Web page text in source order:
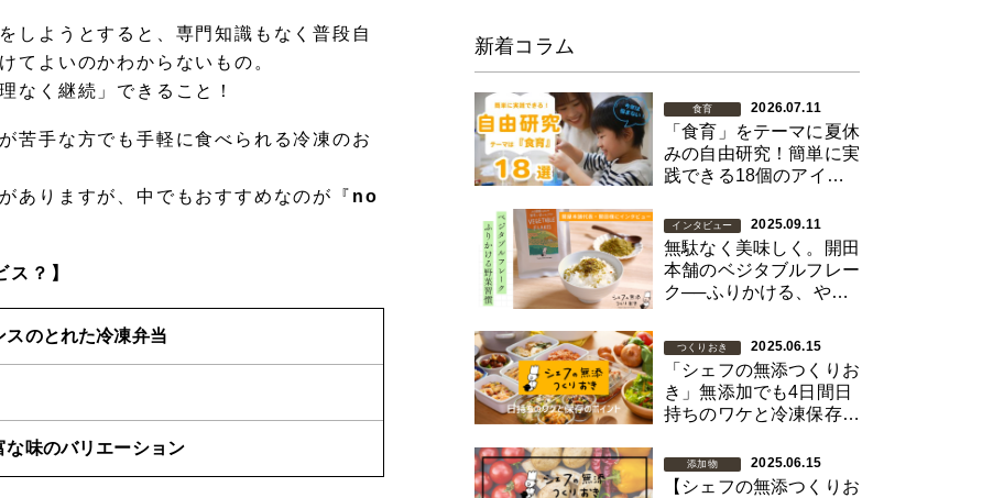
しようとすると、専門知識もなく普段自
てよいのかわからないもの。
なく継続」できること！
苦手な方でも手軽に食べられる冷凍のお
ありますが、中でもおすすめなのが『 no
？】
のとれた冷凍弁当
な味のバリエーション
新着コラム
食育 2026.07.11
「食育」をテーマに夏休
みの自由研究！簡単に実
践できる18個のアイデ
インタビュー 2025.09.11
無駄なく美味しく。開田
本舗のベジタブルフレー
ク──ふりかける、やさ
つくりおき 2025.06.15
「シェフの無添つくりお
き」無添加でも4日間日
持ちのワケと冷凍保存の
添加物 2025.06.15
【シェフの無添つくりお